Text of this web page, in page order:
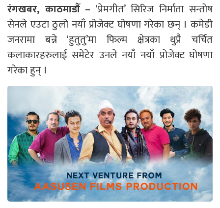
रंगखबर, काठमाडौँ – ‘प्रेमगीत’ सिरिज निर्माता सन्तोष
सेनले एउटा ठुलो नयाँ प्रोजेक्ट घोषणा गरेका छन् । कमेडी
जनरामा बन्ने ‘हुतुतु’मा फिल्म क्षेत्रका थुप्रै चर्चित
कलाकारहरुलाई समेटेर उनले नयाँ नयाँ प्रोजेक्ट घोषणा
गरेका हुन् ।